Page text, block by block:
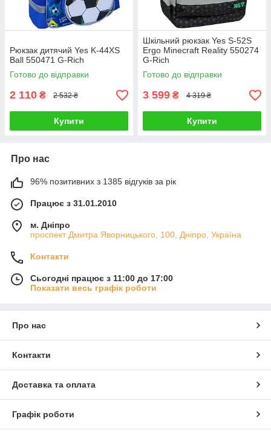
Рюкзак дитячий Yes K-44XS
Ball 550471 G-Rich
Готово до відправки
2 110 ₴ 2 532 ₴
Купити
Шкільний рюкзак Yes S-52S
Ergo Minecraft Reality 550274
G-Rich
Готово до відправки
3 599 ₴ 4 319 ₴
Купити
Про нас
96% позитивних з 1385 відгуків за рік
Працює з 31.01.2010
м. Дніпро
проспект Дмитра Яворницького, 100, Дніпро, Україна
Контакти
Сьогодні працює з 11:00 до 17:00
Показати весь графік роботи
Про нас
Контакти
Доставка та оплата
Графік роботи